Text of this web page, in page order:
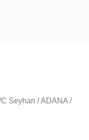
C Seyhan / ADANA /